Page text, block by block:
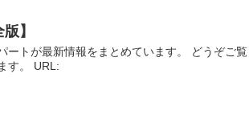
】
トが最新情報をまとめています。 どうぞご
す。 URL: